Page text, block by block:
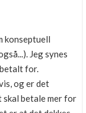
konseptuell
Jeg synes
for.
og er det
skal betale mer for